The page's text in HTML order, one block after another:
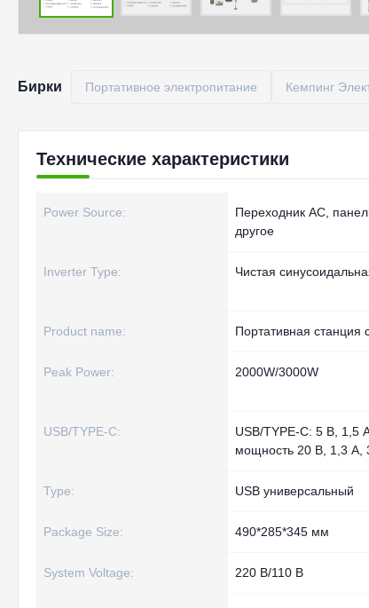
Бирки Портативное электропитание Кемпинг
Технические характеристики
Power Source:
Переходник AC,
другое
Inverter Type: Чистая
Product name: Портативная станция
Peak Power: 2000W/3000W
USB/TYPE-C:
USB/TYPE-C: 5 В, 1,5
мощность 20 В, 1,3 А,
Type: USB универсальный
Package Size: 490*285*345 мм
System Voltage: 220 В/110 В